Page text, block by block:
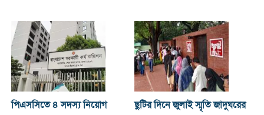
পিএসসিতে ৪ সদস্য নিয়োগ
ছুটির দিনে জুলাই স্মৃতি জাদুঘরের